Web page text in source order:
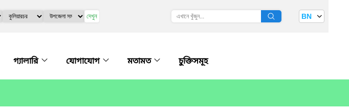
দেখুন BN
গ্যালারি যোগাযোগ মতামত চুক্তিসমূহ